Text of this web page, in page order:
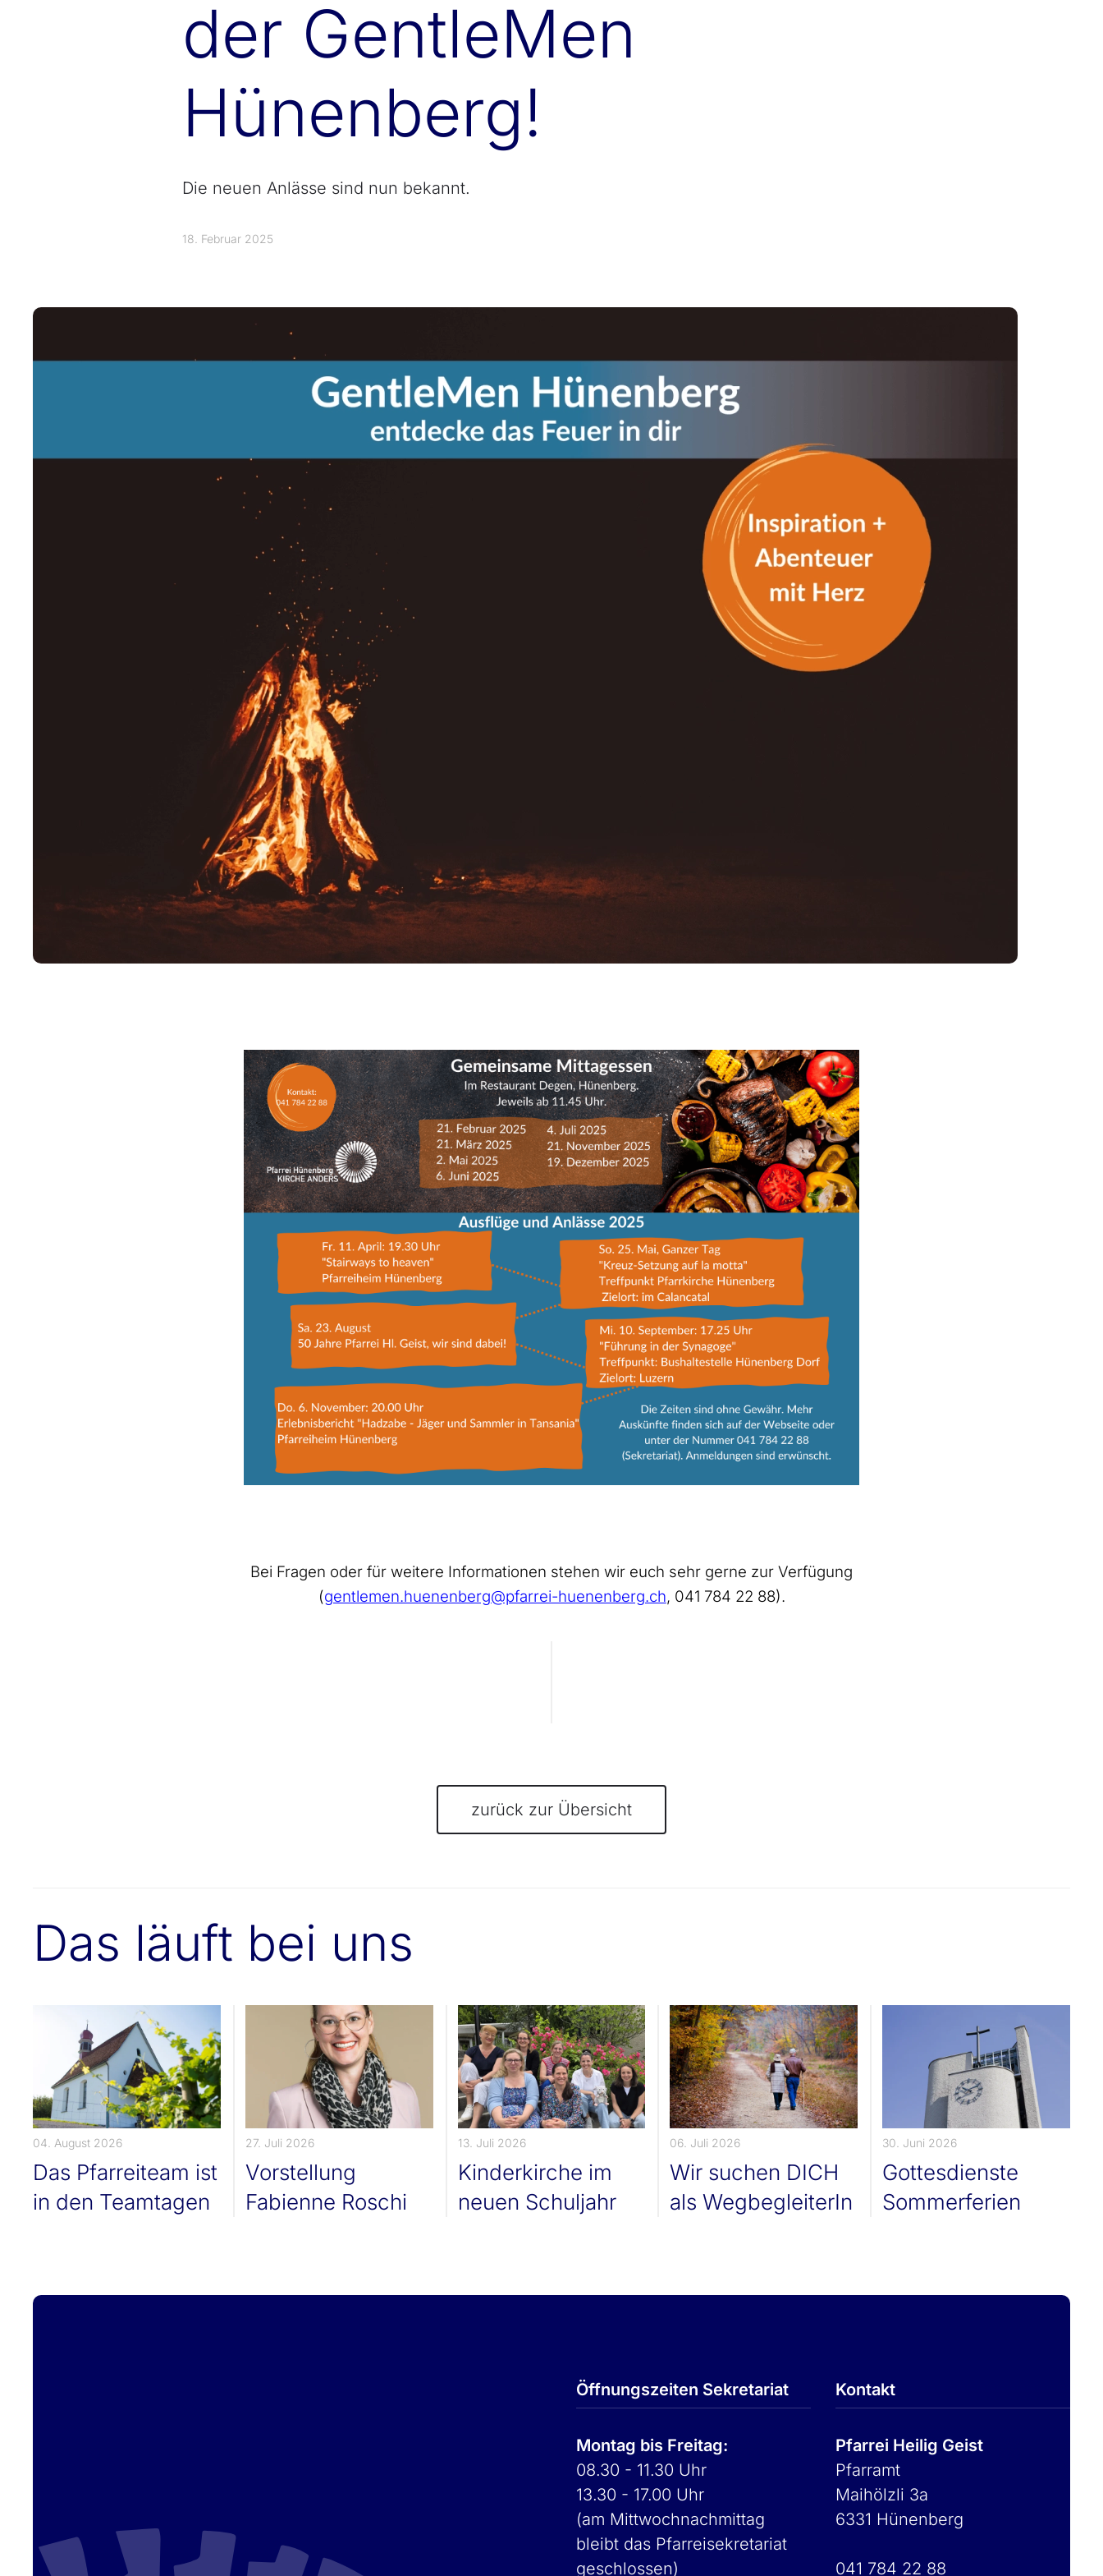
der GentleMen
Hünenberg!
Die neuen Anlässe sind nun bekannt.
18. Februar 2025
Bei Fragen oder für weitere Informationen stehen wir euch sehr gerne zur Verfügung
(gentlemen.huenenberg@pfarrei-huenenberg.ch, 041 784 22 88).
zurück zur Übersicht
Das läuft bei uns
04. August 2026
Das Pfarreiteam ist
in den Teamtagen
27. Juli 2026
Vorstellung
Fabienne Roschi
13. Juli 2026
Kinderkirche im
neuen Schuljahr
06. Juli 2026
Wir suchen DICH
als WegbegleiterIn
30. Juni 2026
Gottesdienste
Sommerferien
Öffnungszeiten Sekretariat
Montag bis Freitag:
08.30 - 11.30 Uhr
13.30 - 17.00 Uhr
(am Mittwochnachmittag
bleibt das Pfarreisekretariat
geschlossen)
Kontakt
Pfarrei Heilig Geist
Pfarramt
Maihölzli 3a
6331 Hünenberg
041 784 22 88